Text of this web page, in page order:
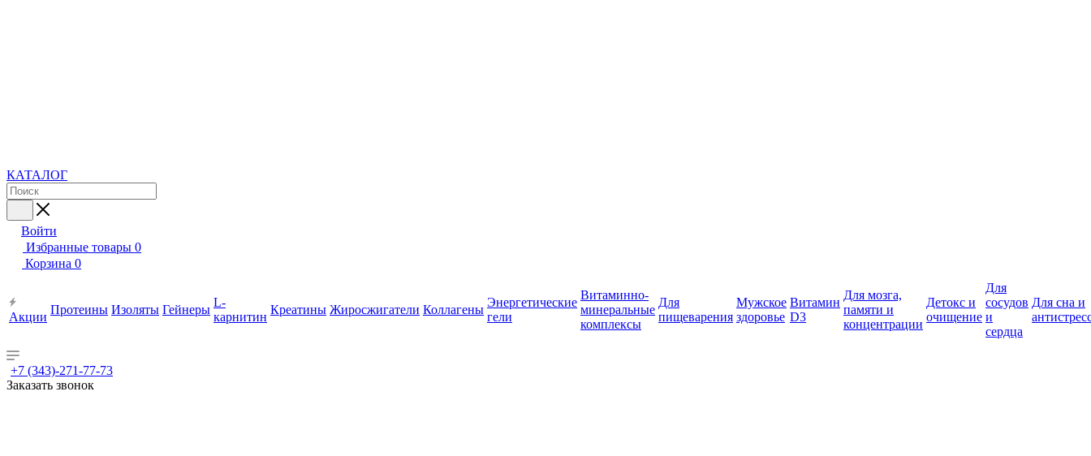
КАТАЛОГ
Войти
Избранные товары 0
Корзина 0
Акции
Протеины Изоляты Гейнеры
L-
карнитин
Креатины Жиросжигатели Коллагены
Энергетические
гели
Витаминно-
минеральные
комплексы
Для
пищеварения
Мужское
здоровье
Витамин
D3
Для мозга,
памяти и
концентрации
Детокс и
очищение
Для
сосудов
и
сердца
Для сна и
+7 (343)-271-77-73
Заказать звонок